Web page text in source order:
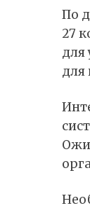
По
27
для
для